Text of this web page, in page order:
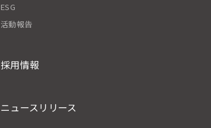
ESG
活動報告
採用情報
ニュースリリース